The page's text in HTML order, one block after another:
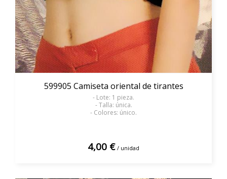
599905 Camiseta oriental de tirantes
- Lote: 1 pieza.
- Talla: única.
- Colores: único.
4,00 € / unidad